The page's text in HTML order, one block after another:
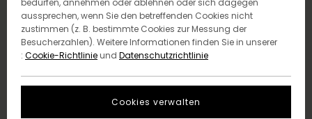
bedürfen, annehmen oder ablehnen oder sich dagegen
aussprechen, wenn Sie den betreffenden Cookies nicht
zustimmen (z. B. bestimmte Cookies zur Messung der
Besucherzahlen). Weitere Informationen finden Sie in unserer
: Cookie-Richtlinieund Datenschutzrichtlinie
Cookies verwalten